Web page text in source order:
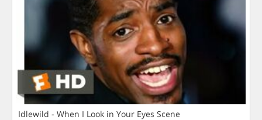
Idlewild - When I Look in Your Eyes Scene